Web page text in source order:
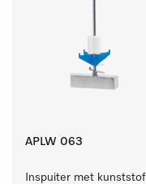
APLW 063
Inspuiter met kunststof